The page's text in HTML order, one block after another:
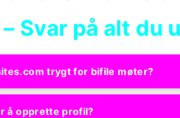
Svar på alt du
trygt for bifile møter?
å opprette profil?